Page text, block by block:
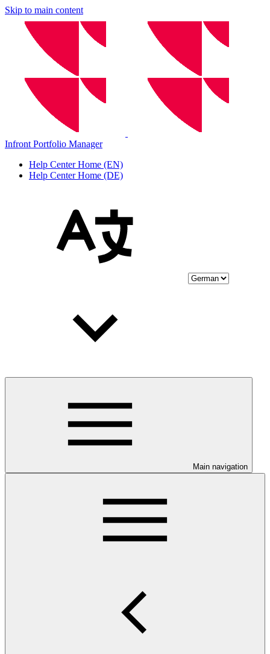
Skip to main content
Infront Portfolio Manager
Help Center Home (EN)
Help Center Home (DE)
Main navigation